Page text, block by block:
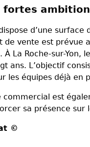
fortes
d’une
vente est prévue
À La Roche-sur-
ans. L’objectif
les équipes déjà en
commercial est
sa présence sur
©